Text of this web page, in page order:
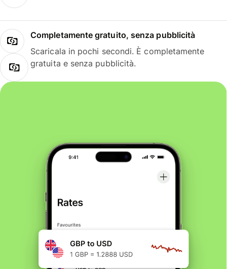
Completamente gratuito, senza pubblicità
Scaricala in pochi secondi. È completamente
gratuita e senza pubblicità.